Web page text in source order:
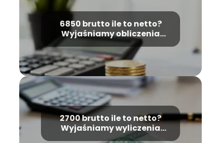
6850 brutto ile to netto?
Wyjaśniamy obliczenia
płacowe
2700 brutto ile to netto?
Wyjaśniamy wyliczenia
pensji